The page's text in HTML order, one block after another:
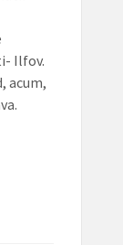
Ilfov.
acum,